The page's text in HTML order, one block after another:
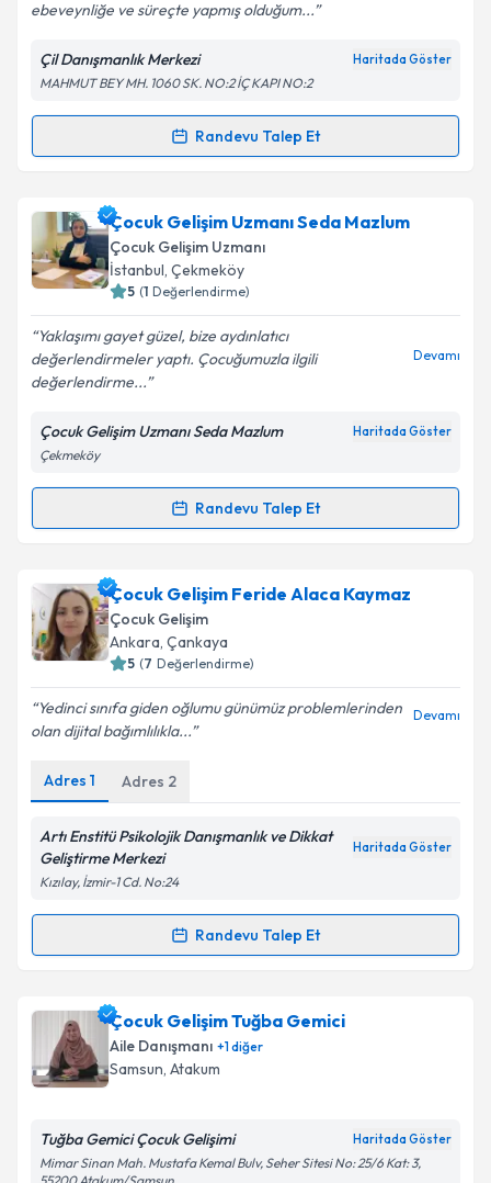
Kişisel verilerimin işlenmesine ilişkin
Aydınlatma
Metni'ni okudum ve kişisel verilerimin belirtilen
kapsamda işlenmesini kabul ediyorum.
ebeveynliğe ve süreçte yapmış olduğum...
Çil Danışmanlık Merkezi Haritada Göster
MAHMUT BEY MH. 1060 SK. NO:2 İÇ KAPI NO:2
Randevu Talep Et
Randevu Takvimi Talebi
Çocuk Gelişim Uzmanı Hayranur Çil için randevu
takvimi talebi oluşturun. Size bu uzmandan randevu
almanız için bir takvim hazırlandığında e-posta ile
bilgilendireceğiz.
E-posta Adresiniz
Kişisel verilerimin işlenmesine ilişkin
Aydınlatma
Çocuk Gelişim Uzmanı Seda Mazlum
Çocuk Gelişim Uzmanı
İstanbul, Çekmeköy
5 (1 Değerlendirme)
Yaklaşımı gayet güzel, bize aydınlatıcı
değerlendirmeler yaptı. Çocuğumuzla ilgili
değerlendirme...
Devamı
Çocuk Gelişim Uzmanı Seda Mazlum Haritada Göster
Çekmeköy
Randevu Talep Et
Randevu Takvimi Talebi
Çocuk Gelişim Uzmanı Seda Mazlumiçin randevu
takvimi talebi oluşturun. Size bu uzmandan randevu
almanız için bir takvim hazırlandığında e-posta ile
bilgilendireceğiz.
E-posta Adresiniz
Kişisel verilerimin işlenmesine ilişkinAydınlatma
Metni'ni okudum ve kişisel verilerimin belirtilen
kapsamda işlenmesini kabul ediyorum.
Takvim Talebini Gönder
Çocuk Gelişim Feride Alaca Kaymaz
Çocuk Gelişim
Ankara, Çankaya
5 (7 Değerlendirme)
Yedinci sınıfa giden oğlumu günümüz problemlerinden
olan dijital bağımlılıkla...
Devamı
Adres 1 Adres 2
Artı Enstitü Psikolojik Danışmanlık ve Dikkat
Geliştirme Merkezi
Haritada Göster
Kızılay, İzmir-1 Cd. No:24
Randevu Talep Et
Randevu Takvimi Talebi
Çocuk Gelişim Feride Alaca Kaymaz
takvimi talebi oluşturun. Size bu uzmandan randevu
almanız için bir takvim hazırlandığında e-posta ile
bilgilendireceğiz.
Çocuk Gelişim Tuğba Gemici
Aile Danışmanı +1diğer
Samsun, Atakum
Tuğba Gemici Çocuk Gelişimi Haritada Göster
Mimar Sinan Mah. Mustafa Kemal Bulv, Seher Sitesi No: 25/6 Kat: 3,